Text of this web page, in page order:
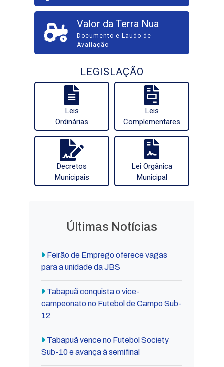
Valor da Terra Nua
Documento e Laudo de
Avaliação
LEGISLAÇÃO
Leis
Ordinárias
Leis
Complementares
Decretos
Municipais
Lei Orgânica
Municipal
Últimas Notícias
Feirão de Emprego oferece vagas
para a unidade da JBS
Tabapuã conquista o vice-
campeonato no Futebol de Campo Sub-
12
Tabapuã vence no Futebol Society
Sub-10 e avança à semifinal